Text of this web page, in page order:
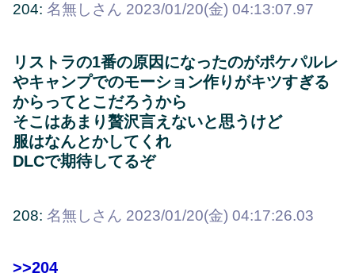
204: 名無しさん 2023/01/20(金) 04:13:07.97
リストラの1番の原因になったのがポケパルレ
やキャンプでのモーション作りがキツすぎる
からってとこだろうから
そこはあまり贅沢言えないと思うけど
服はなんとかしてくれ
DLCで期待してるぞ
208: 名無しさん 2023/01/20(金) 04:17:26.03
>>204